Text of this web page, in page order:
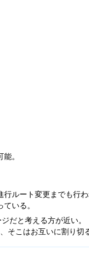
。
ルート変更までも行わ
いる。
だと考える方が近い。
そこはお互いに割り切